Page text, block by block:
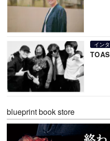
イン
blueprint book store